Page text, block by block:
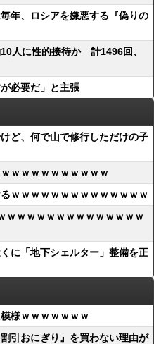
年、ロシアを嫌悪する『偽りの
人に性的接待か 計1496回、
必要だ」と主張
ど、何で山で修行しただけの子
ｗｗｗｗｗｗｗｗｗｗ
ｗｗｗｗｗｗｗｗｗｗｗｗｗｗ
ｗｗｗｗｗｗｗｗｗｗｗｗｗｗ
に「地下シェルター」整備を正
様ｗｗｗｗｗｗｗ
引おにぎり』を買わない理由が